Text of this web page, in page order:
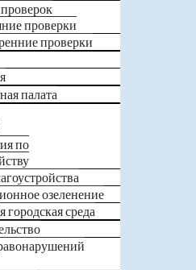
проверки
проверки
палата
по
озеленение
среда